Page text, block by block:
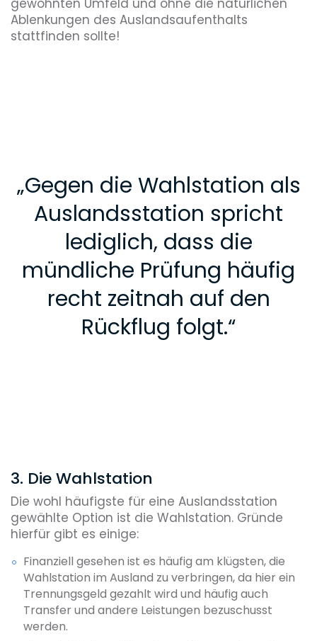
Ablenkungen des Auslandsaufenthalts
stattfinden sollte!
„Gegen die Wahlstation als
Auslandsstation spricht
lediglich, dass die
mündliche Prüfung häufig
recht zeitnah auf den
Rückflug folgt.“
3. Die Wahlstation
Die wohl häufigste für eine Auslandsstation
gewählte Option ist die Wahlstation. Gründe
hierfür gibt es einige:
Finanziell gesehen ist es häufig am klügsten, die
Wahlstation im Ausland zu verbringen, da hier ein
Trennungsgeld gezahlt wird und häufig auch
Transfer und andere Leistungen bezuschusst
werden.